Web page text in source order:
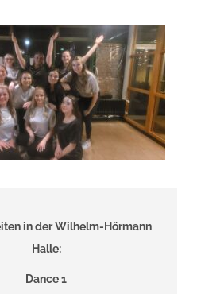
in der Wilhelm-Hörmann
Halle:
Dance 1